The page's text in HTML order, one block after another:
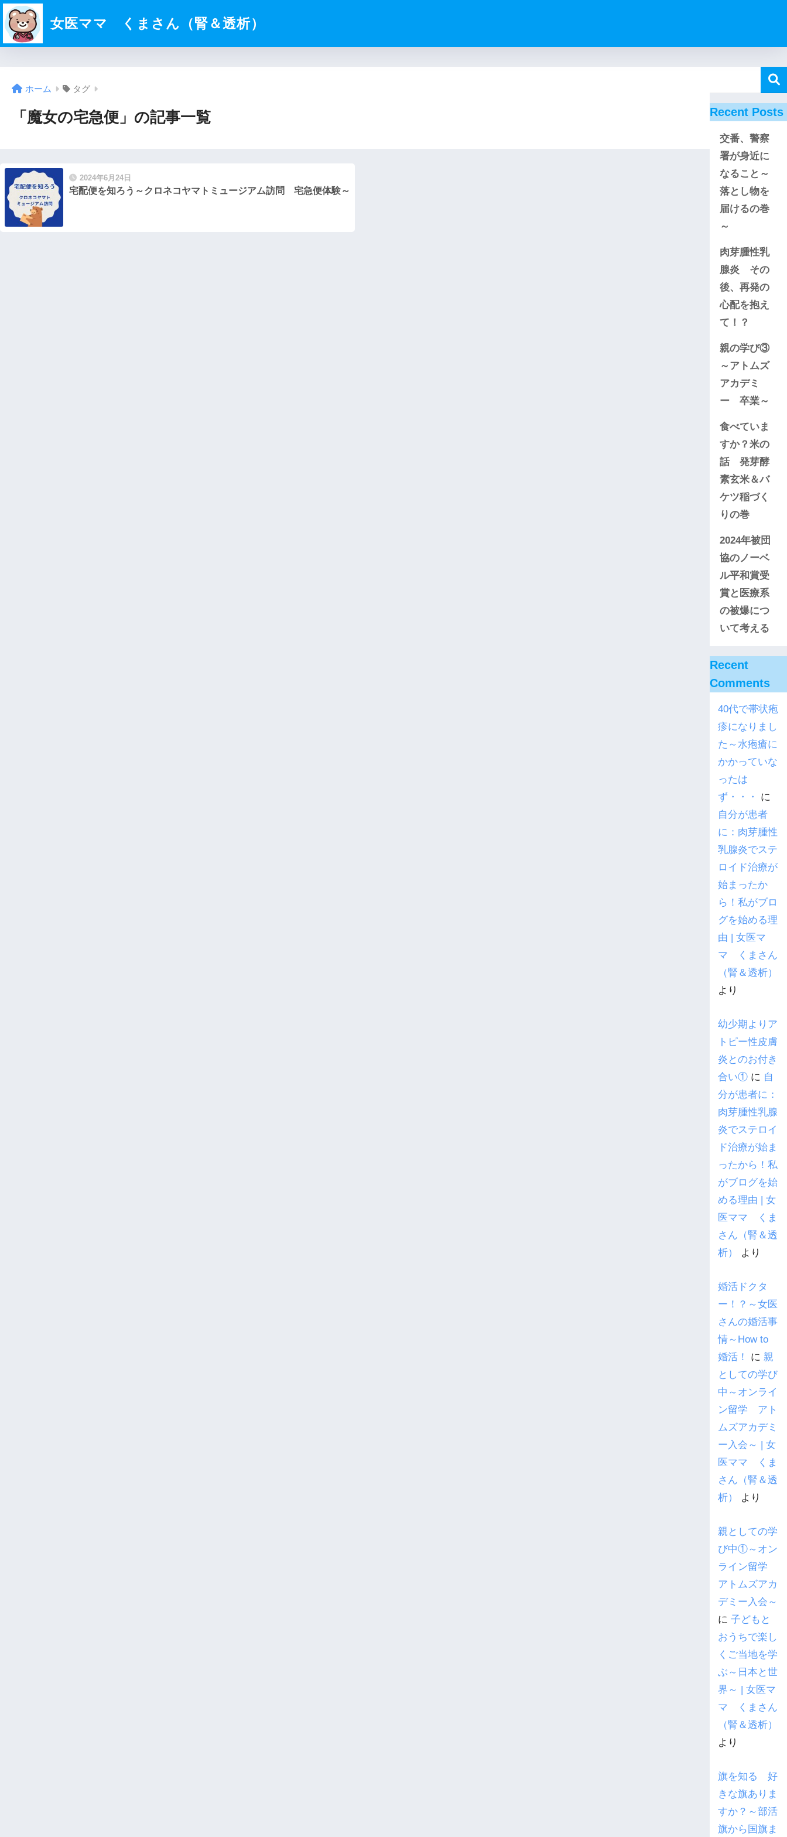
女医ママ くまさん（腎＆透析）
ホーム タグ
「魔女の宅急便」の記事一覧
2024年6月24日
宅配便を知ろう～クロネコヤマトミュージアム訪問 宅急便体験～
Recent Posts
交番、警察
署が身近に
なること～
落とし物を
届けるの巻
～
肉芽腫性乳
腺炎 その
後、再発の
心配を抱え
て！？
親の学び③
～アトムズ
アカデミ
ー 卒業～
食べていま
すか？米の
話 発芽酵
素玄米＆バ
ケツ稲づく
りの巻
2024年被団
協のノーベ
ル平和賞受
賞と医療系
の被爆につ
いて考える
Recent
Comments
40代で帯状疱
疹になりまし
た～水疱瘡に
かかっていな
ったは
ず・・・
に
自分が患者
に：肉芽腫性
乳腺炎でステ
ロイド治療が
始まったか
ら！私がブロ
グを始める理
由 | 女医マ
マ くまさん
（腎＆透析）
より
幼少期よりア
トピー性皮膚
炎とのお付き
合い① に 自
分が患者に：
肉芽腫性乳腺
炎でステロイ
ド治療が始ま
ったから！私
がブログを始
める理由 | 女
医ママ くま
さん（腎＆透
析）
より
婚活ドクタ
ー！？～女医
さんの婚活事
情～How to
婚活！
に 親
としての学び
中～オンライ
ン留学 アト
ムズアカデミ
ー入会～ | 女
医ママ くま
さん（腎＆透
析）
より
親としての学
び中①～オン
ライン留学
アトムズアカ
デミー入会～
に 子どもと
おうちで楽し
くご当地を学
ぶ～日本と世
界～ | 女医マ
マ くまさん
（腎＆透析）
より
旗を知る 好
きな旗ありま
すか？～部活
旗から国旗ま